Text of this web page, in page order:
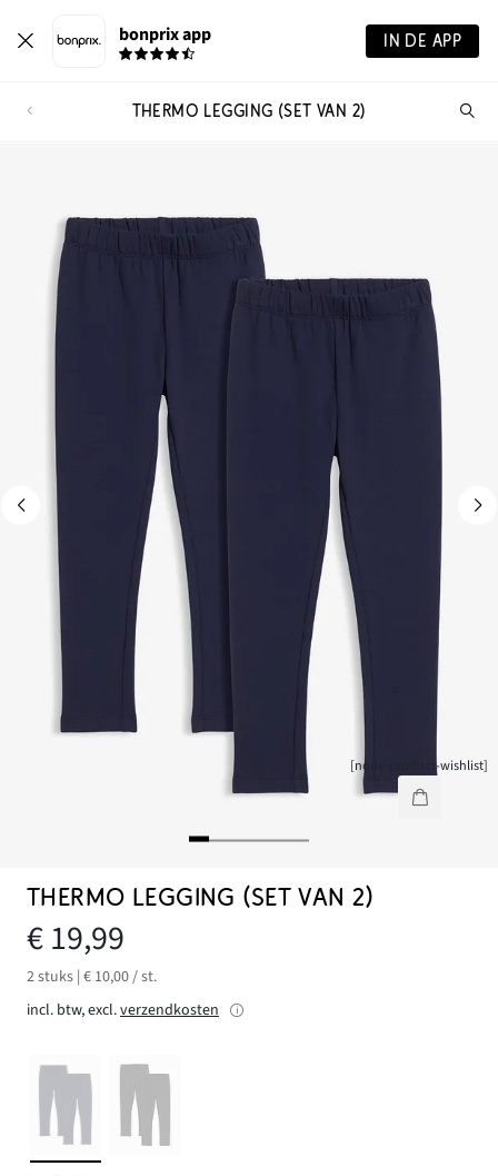
bonprix app IN DE APP
THERMO LEGGING (SET VAN 2)
[node-product-wishlist]
THERMO LEGGING (SET VAN 2)
€ 19,99
2 stuks | € 10,00 / st.
incl. btw, excl.verzendkosten